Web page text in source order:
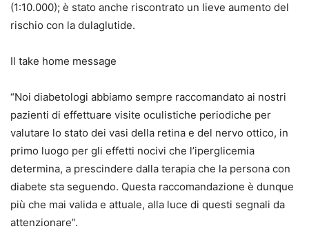
(1:10.000); è stato anche riscontrato un lieve aumento del
rischio con la dulaglutide.
Il take home message
“Noi diabetologi abbiamo sempre raccomandato ai nostri
pazienti di effettuare visite oculistiche periodiche per
valutare lo stato dei vasi della retina e del nervo ottico, in
primo luogo per gli effetti nocivi che l’iperglicemia
determina, a prescindere dalla terapia che la persona con
diabete sta seguendo. Questa raccomandazione è dunque
più che mai valida e attuale, alla luce di questi segnali da
attenzionare”.